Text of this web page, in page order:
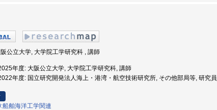
公立大学, 大学院工学研究科 , 講師
年度: 大阪公立大学, 大学院工学研究科, 講師
年度: 国立研究開発法人海上・港湾・航空技術研究所, その他部局等, 研究員
船舶海洋工学関連